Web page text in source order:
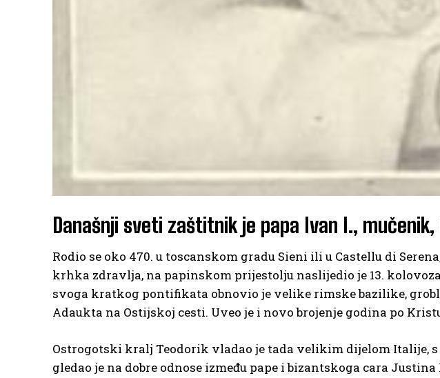
Današnji sveti zaštitnik je papa Ivan I.,
Rodio se oko 470. u toscanskom gradu Sieni ili u Castellu di
krhka zdravlja, na papinskom prijestolju naslijedio je 13.
svoga kratkog pontifikata obnovio je velike rimske bazilike,
Adaukta na Ostijskoj cesti. Uveo je i novo brojenje godina po
Ostrogotski kralj Teodorik vladao je tada velikim dijelom Italije,
gledao je na dobre odnose između pape i bizantskoga cara